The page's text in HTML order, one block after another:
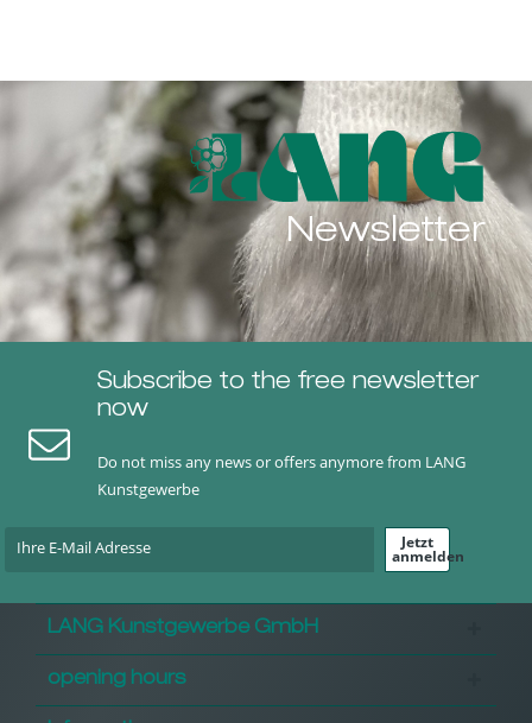
Newsletter
Subscribe to the free newsletter
now
Do not miss any news or offers anymore from LANG
Kunstgewerbe
Jetzt
anmelden
LANG Kunstgewerbe GmbH
opening hours